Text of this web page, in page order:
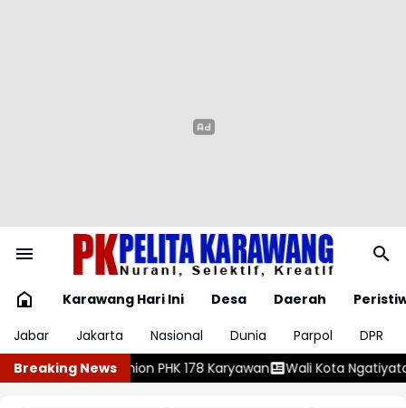
Karawang Hari Ini Desa Daerah
Jabar
Jakarta Nasional Dunia Parpol
DPR
Breaking News
Wali Kota Ngatiyatana Ungkap Adanya Dugaan Jual